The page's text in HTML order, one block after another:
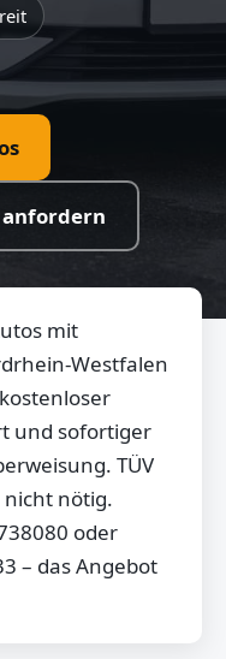
mit
Westfalen
und sofortiger
TÜV
nötig.
oder
– das Angebot